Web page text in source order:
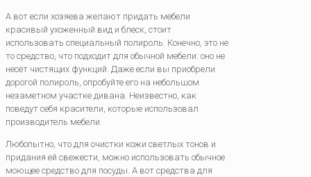
А вот если хозяева желают придать мебели
красивый ухоженный вид и блеск, стоит
использовать специальный полироль. Конечно, это не
то средство, что подходит для обычной мебели: оно не
несёт чистящих функций. Даже если вы приобрели
дорогой полироль, опробуйте его на небольшом
незаметном участке дивана. Неизвестно, как
поведут себя красители, которые использовал
производитель мебели.
Любопытно, что для очистки кожи светлых тонов и
придания ей свежести, можно использовать обычное
моющее средство для посуды. А вот средства для